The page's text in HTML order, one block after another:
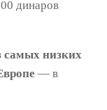
динаров
самых низких
— в